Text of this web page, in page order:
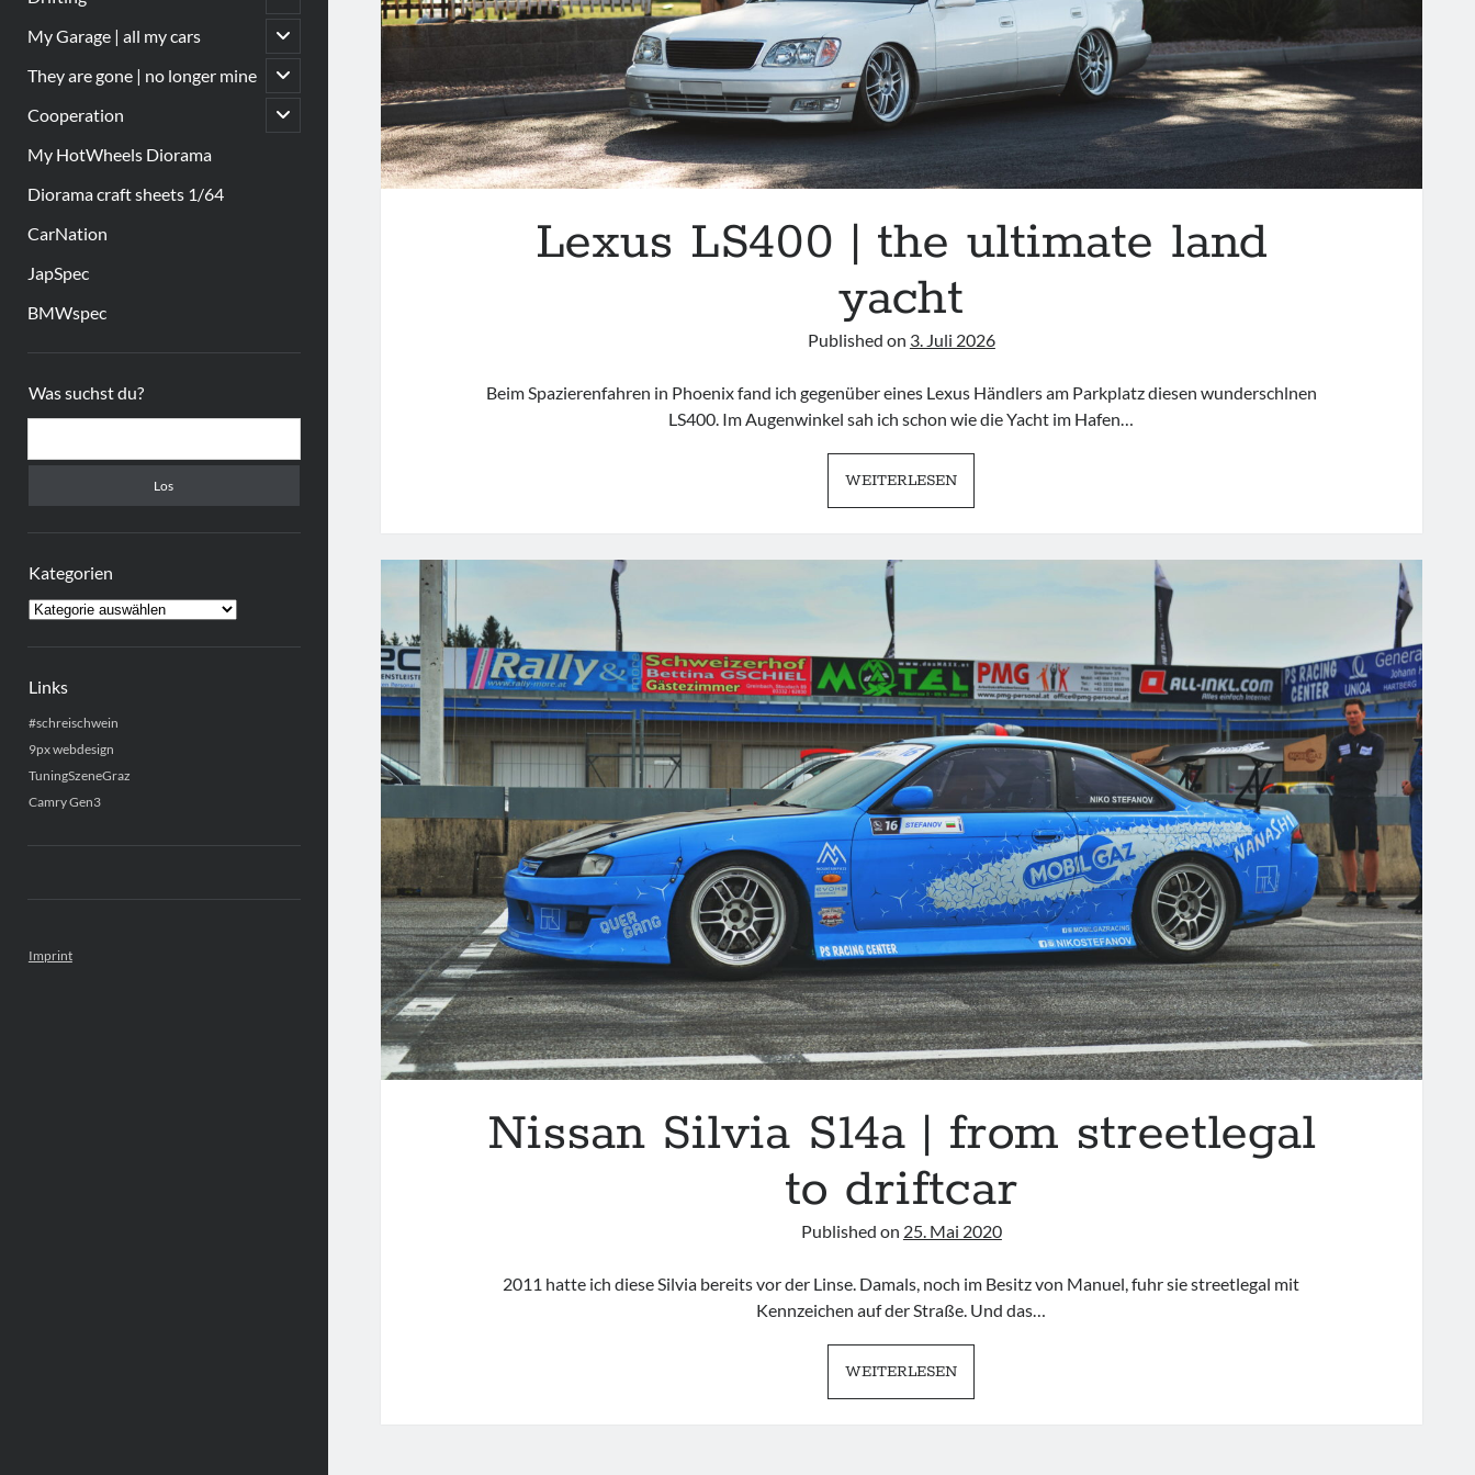
öffnen
My Garage | all my cars
Untermenü
öffnen
They are gone | no longer mine
Untermenü
öffnen
Cooperation
Untermenü
öffnen
My HotWheels Diorama
Diorama craft sheets 1/64
CarNation
JapSpec
BMWspec
Was suchst du?
Kategorien
Kategorien
Links
#schreischwein
9px webdesign
TuningSzeneGraz
Camry Gen3
Imprint
Lexus LS400 | the ultimate land
yacht
Published on 3. Juli 2026
Beim Spazierenfahren in Phoenix fand ich gegenüber eines Lexus Händlers am Parkplatz diesen wunderschlnen
LS400. Im Augenwinkel sah ich schon wie die Yacht im Hafen…
WEITERLESENLEXUS
LS400
THE
LAND
Nissan Silvia S14a | from streetlegal
to driftcar
Published on 25. Mai 2020
2011 hatte ich diese Silvia bereits vor der Linse. Damals, noch im Besitz von Manuel, fuhr sie streetlegal mit
Kennzeichen auf der Straße. Und das…
WEITERLESENNISSAN
SILVIA